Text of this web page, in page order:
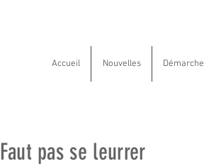
Accueil Nouvelles Démarche
Faut pas se leurrer